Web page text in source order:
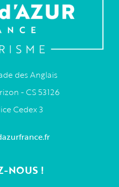
des Anglais
- CS 53126
Cedex 3
NOUS !